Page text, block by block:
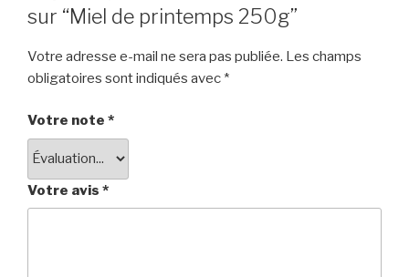
sur “Miel de printemps 250g”
Votre adresse e-mail ne sera pas publiée. Les champs
obligatoires sont indiqués avec *
Votre note *
Votre avis *